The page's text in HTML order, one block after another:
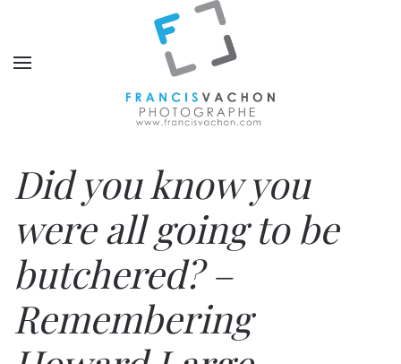
Did you know you
were all going to be
butchered? –
Remembering